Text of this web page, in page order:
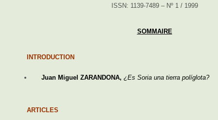
ISSN: 1139-7489 – Nº 1 / 1999
SOMMAIRE
INTRODUCTION
Juan Miguel ZARANDONA, ¿Es Soria una tierra políglota?
ARTICLES